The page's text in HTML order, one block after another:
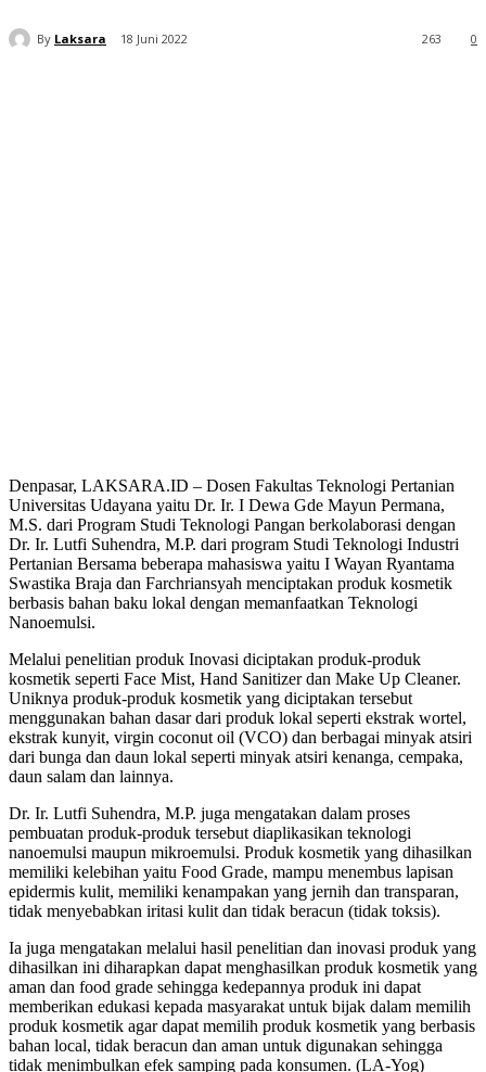
By Laksara 18 Juni 2022 0
263
Denpasar, LAKSARA.ID – Dosen Fakultas Teknologi Pertanian
Universitas Udayana yaitu Dr. Ir. I Dewa Gde Mayun Permana,
M.S. dari Program Studi Teknologi Pangan berkolaborasi dengan
Dr. Ir. Lutfi Suhendra, M.P. dari program Studi Teknologi Industri
Pertanian Bersama beberapa mahasiswa yaitu I Wayan Ryantama
Swastika Braja dan Farchriansyah menciptakan produk kosmetik
berbasis bahan baku lokal dengan memanfaatkan Teknologi
Nanoemulsi.
Melalui penelitian produk Inovasi diciptakan produk-produk
kosmetik seperti Face Mist, Hand Sanitizer dan Make Up Cleaner.
Uniknya produk-produk kosmetik yang diciptakan tersebut
menggunakan bahan dasar dari produk lokal seperti ekstrak wortel,
ekstrak kunyit, virgin coconut oil (VCO) dan berbagai minyak atsiri
dari bunga dan daun lokal seperti minyak atsiri kenanga, cempaka,
daun salam dan lainnya.
Dr. Ir. Lutfi Suhendra, M.P. juga mengatakan dalam proses
pembuatan produk-produk tersebut diaplikasikan teknologi
nanoemulsi maupun mikroemulsi. Produk kosmetik yang dihasilkan
memiliki kelebihan yaitu Food Grade, mampu menembus lapisan
epidermis kulit, memiliki kenampakan yang jernih dan transparan,
tidak menyebabkan iritasi kulit dan tidak beracun (tidak toksis).
Ia juga mengatakan melalui hasil penelitian dan inovasi produk yang
dihasilkan ini diharapkan dapat menghasilkan produk kosmetik yang
aman dan food grade sehingga kedepannya produk ini dapat
memberikan edukasi kepada masyarakat untuk bijak dalam memilih
produk kosmetik agar dapat memilih produk kosmetik yang berbasis
bahan local, tidak beracun dan aman untuk digunakan sehingga
tidak menimbulkan efek samping pada konsumen. (LA-Yog)